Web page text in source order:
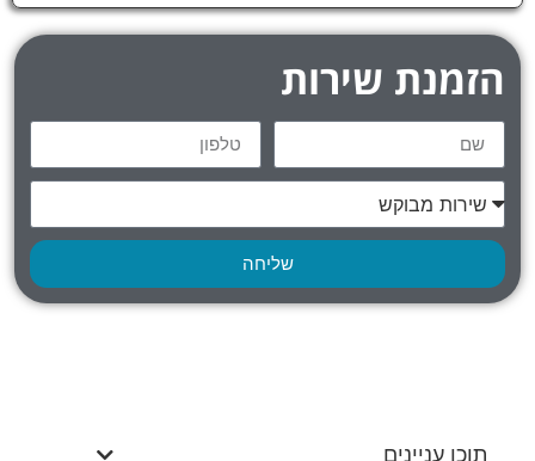
הזמנת שירות
שליחה
תוכן עניינים